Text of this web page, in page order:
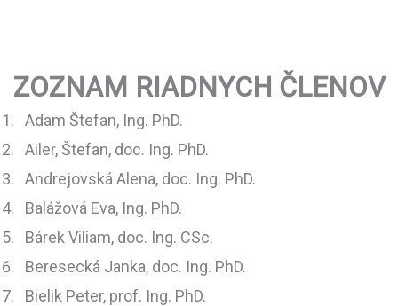
ZOZNAM RIADNYCH ČLENOV
Adam Štefan, Ing. PhD.
Ailer, Štefan, doc. Ing. PhD.
Andrejovská Alena, doc. Ing. PhD.
Balážová Eva, Ing. PhD.
Bárek Viliam, doc. Ing. CSc.
Beresecká Janka, doc. Ing. PhD.
Bielik Peter, prof. Ing. PhD.